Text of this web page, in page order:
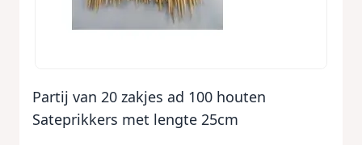
Partij van 20 zakjes ad 100 houten
Sateprikkers met lengte 25cm